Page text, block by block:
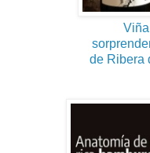
de Ribera